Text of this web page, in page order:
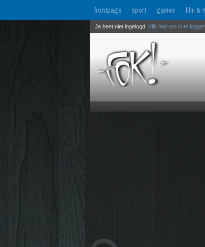
frontpage sport games film &
Je bent niet ingelogd. Klik hier om in te